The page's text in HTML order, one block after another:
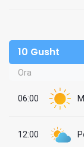
10 Gusht
Ora
06:00
12:00